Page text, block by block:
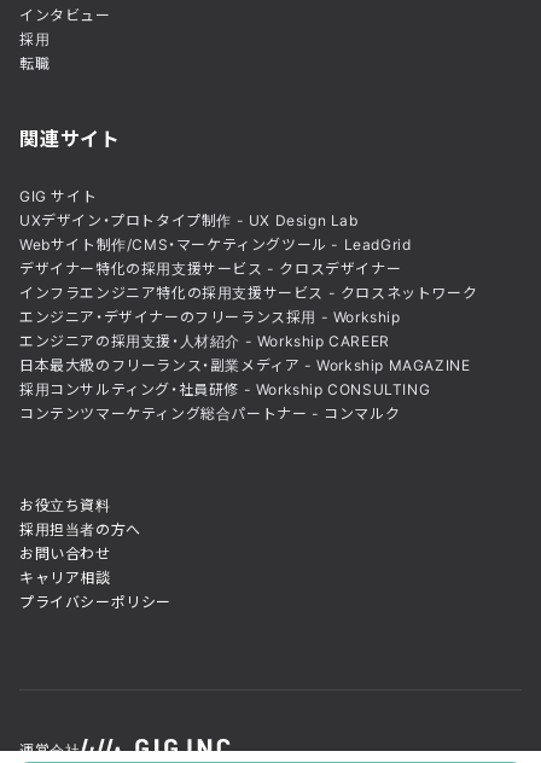
インタビュー
採用
転職
関連サイト
GIG サイト
UXデザイン・プロトタイプ制作 - UX Design Lab
Webサイト制作/CMS・マーケティングツール - LeadGrid
デザイナー特化の採用支援サービス - クロスデザイナー
インフラエンジニア特化の採用支援サービス - クロスネットワーク
エンジニア・デザイナーのフリーランス採用 - Workship
エンジニアの採用支援・人材紹介 - Workship CAREER
日本最大級のフリーランス・副業メディア - Workship MAGAZINE
採用コンサルティング・社員研修 - Workship CONSULTING
コンテンツマーケティング総合パートナー - コンマルク
お役立ち資料
採用担当者の方へ
お問い合わせ
キャリア相談
プライバシーポリシー
運営会社